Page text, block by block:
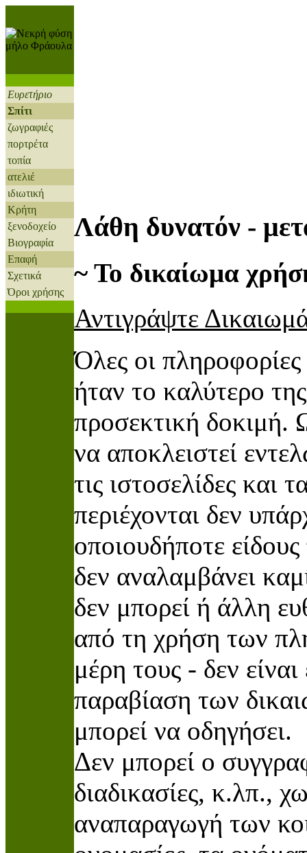
Ευρετήριο
Σπίτι
ζωγραφιές
πορτρέτα
τοπία
ατελιέ
ιδιωτική
Κρήτη
ξενοδοχείο
Βιογραφία
Επαφή
Σχετικά
Όροι χρήσης
Λάθη δυνατόν -
~ Το δικαίωμα
Αντιγράψτε
Όλες οι
ήταν το καλύτερο
προσεκτική δοκιμή.
να αποκλειστεί
τις ιστοσελίδες και
περιέχονται δεν
οποιουδήποτε
δεν αναλαμβάνει
δεν μπορεί ή άλλη
από τη χρήση των
μέρη τους - δεν
παραβίαση των
μπορεί να οδηγήσει.
Δεν μπορεί ο
διαδικασίες, κ.λπ.,
αναπαραγωγή των